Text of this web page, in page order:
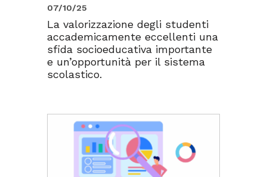
07/10/25
La valorizzazione degli studenti
accademicamente eccellenti una
sfida socioeducativa importante
e un’opportunità per il sistema
scolastico.